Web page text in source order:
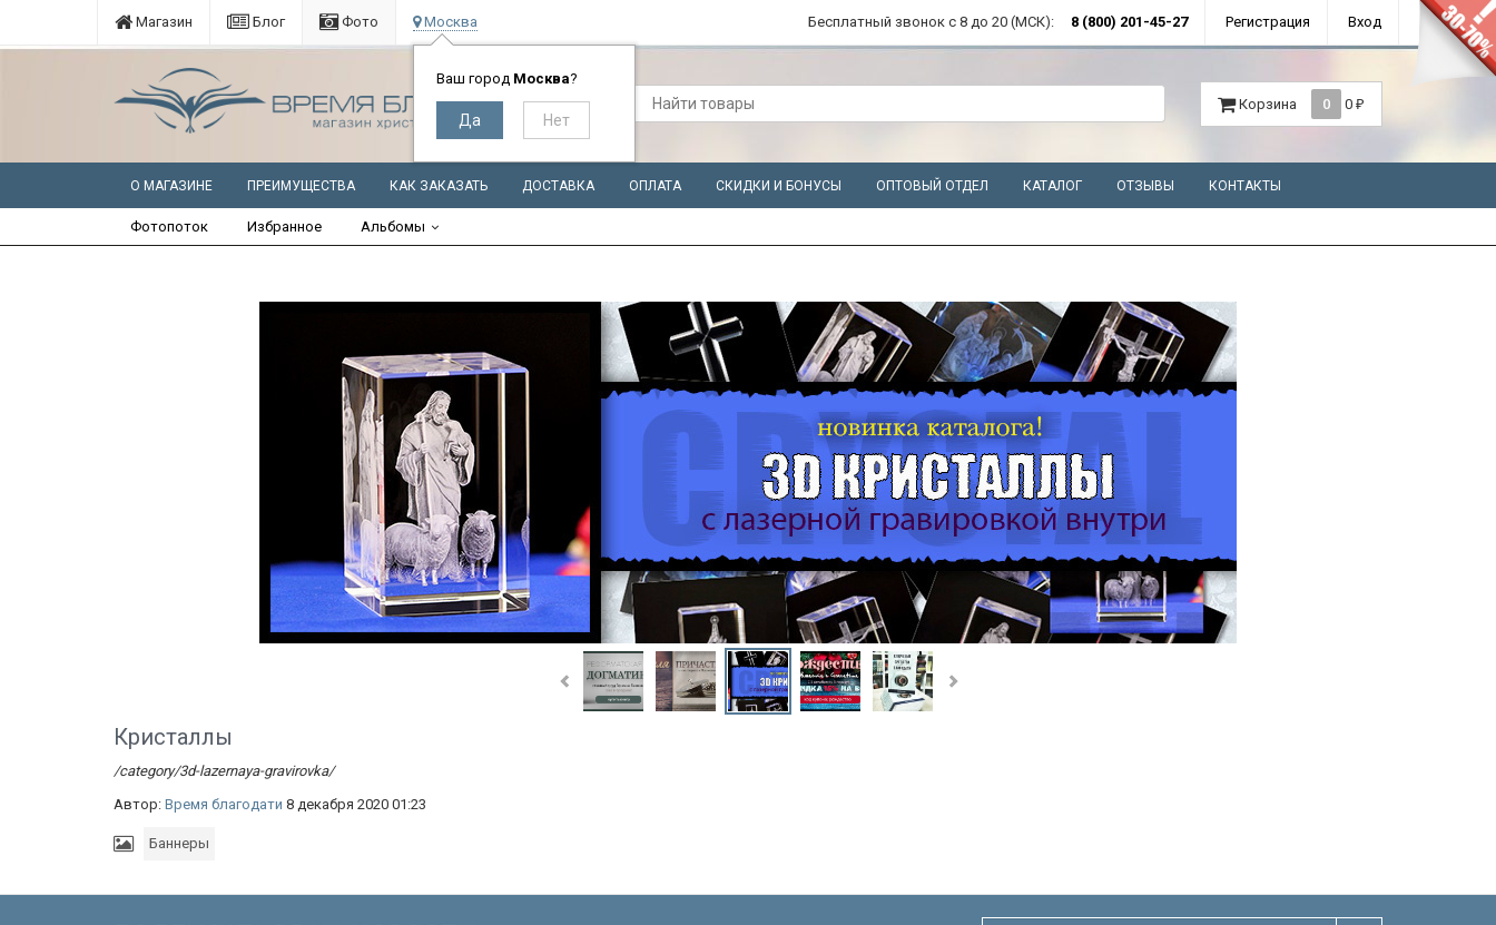
Магазин Блог Фото Москва
Ваш город Москва?
Бесплатный звонок с 8 до 20 (МСК): 8 (800) 201-45-27 Регистрация Вход
Корзина 0 0 ₽
О МАГАЗИНЕ ПРЕИМУЩЕСТВА КАК ЗАКАЗАТЬ ДОСТАВКА ОПЛАТА СКИДКИ И БОНУСЫ ОПТОВЫЙ ОТДЕЛ КАТАЛОГ ОТЗЫВЫ КОНТАКТЫ
Фотопоток Избранное Альбомы
Кристаллы
/category/3d-lazernaya-gravirovka/
Автор: Время благодати 8 декабря 2020 01:23
Баннеры